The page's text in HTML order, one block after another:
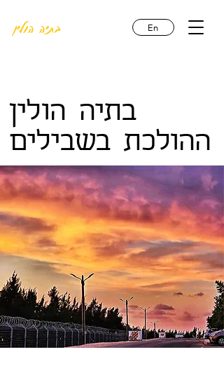
בתיה הולין En
בתיה הולין
ההולכת בשבילים